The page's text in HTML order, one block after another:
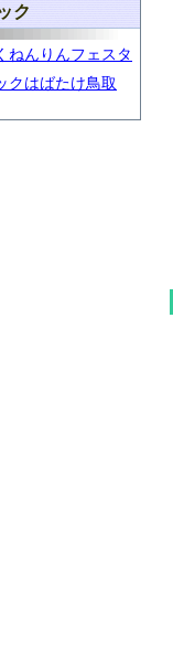
ク
ねんりんフェスタ
クはばたけ鳥取